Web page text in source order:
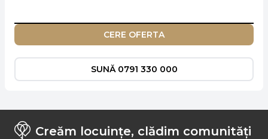
CERE OFERTA
SUNĂ 0791 330 000
Creăm locuințe, clădim comunități